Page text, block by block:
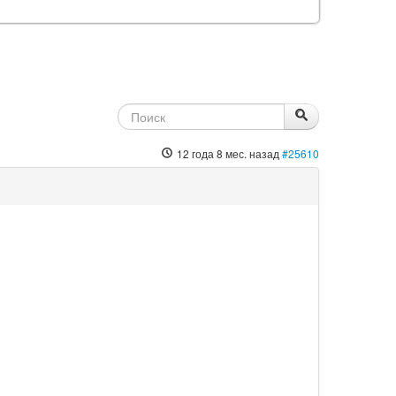
12 года 8 мес. назад #25610